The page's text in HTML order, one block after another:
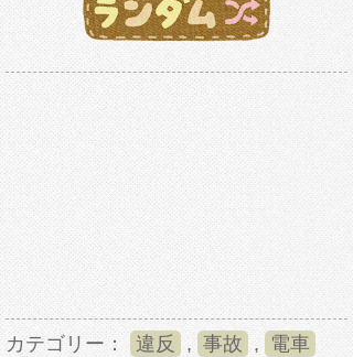
カテゴリー： 違反 , 事故 , 電車